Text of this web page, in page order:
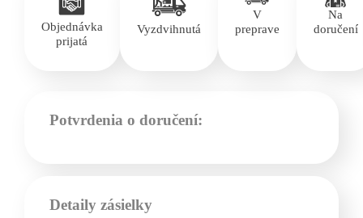
Objednávka
prijatá
Vyzdvihnutá
V
preprave
Na
doručení
Potvrdenia o doručení:
Detaily zásielky